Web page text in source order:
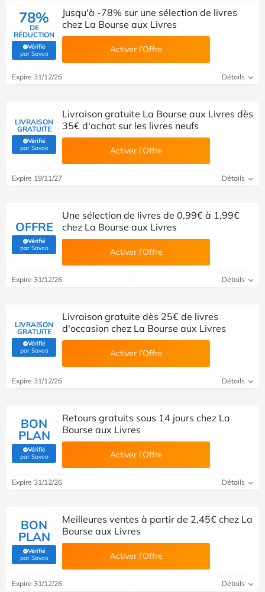
78%
DE
RÉDUCTION
Vérifié
par Savoo(Vérifié par Savoo)
Jusqu'à -78% sur une sélection de livres
chez La Bourse aux Livres
Activer l’Offre
Expire 31/12/26 Détails
LIVRAISON
GRATUITE
Vérifié
par Savoo(Vérifié par Savoo)
Livraison gratuite La Bourse aux Livres dès
35€ d'achat sur les livres neufs
Activer l’Offre
Expire 19/11/27 Détails
OFFRE
Vérifié
par Savoo(Vérifié par Savoo)
Une sélection de livres de 0,99€ à 1,99€
chez La Bourse aux Livres
Activer l’Offre
Expire 31/12/26 Détails
LIVRAISON
GRATUITE
Vérifié
par Savoo(Vérifié par Savoo)
Livraison gratuite dès 25€ de livres
d'occasion chez La Bourse aux Livres
Activer l’Offre
Expire 31/12/26 Détails
BON
PLAN
Vérifié
par Savoo(Vérifié par Savoo)
Retours gratuits sous 14 jours chez La
Bourse aux Livres
Activer l’Offre
Expire 31/12/26 Détails
BON
PLAN
Vérifié
par Savoo(Vérifié par Savoo)
Meilleures ventes à partir de 2,45€ chez La
Bourse aux Livres
Activer l’Offre
Expire 31/12/26 Détails